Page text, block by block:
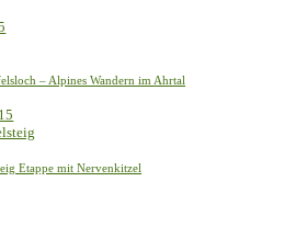
– Alpines Wandern im Ahrtal
Etappe mit Nervenkitzel